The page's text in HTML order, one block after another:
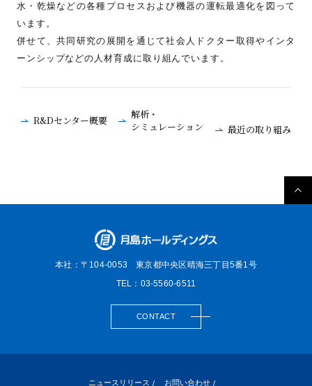
水・乾燥などの各種プロセスおよび機器の運転最適化を図って
います。
併せて、共同研究の展開を通じて社会人ドクター取得やインタ
ーンシップなどの人材育成に取り組んでいます。
R&Dセンター概要
解析・
シミュレーション
最近の取り組み
本社：〒104-0053東京都中央区晴海三丁目5番1号
TEL：03-5560-6511
CONTACT
ニュースリリース お問い合わせ